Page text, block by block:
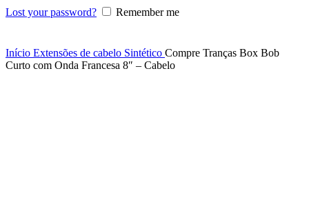
Lost your password? Remember me
Início Extensões de cabelo Sintético Compre Tranças Box Bob
Curto com Onda Francesa 8″ – Cabelo